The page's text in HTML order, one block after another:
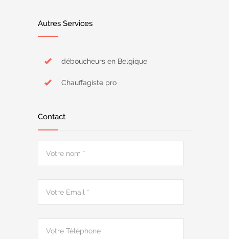
Autres Services
déboucheurs en Belgique
Chauffagiste pro
Contact